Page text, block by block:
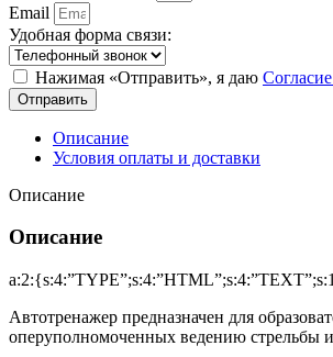
Email
Удобная форма связи:
Нажимая «Отправить», я даю
Отправить
Описание
Условия оплаты и доставки
Описание
Описание
Автотренажер предназначен для
оперуполномоченных ведению стрельбы